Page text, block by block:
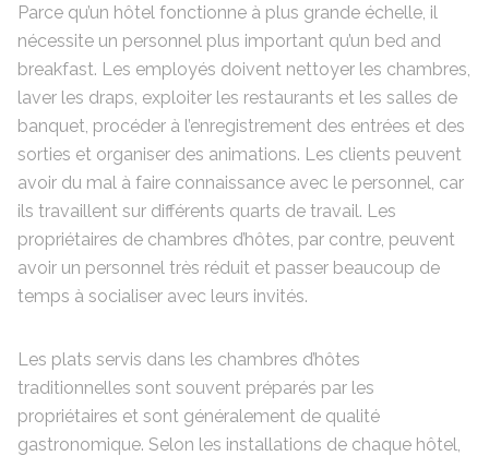
Parce qu’un hôtel fonctionne à plus grande échelle, il
nécessite un personnel plus important qu’un bed and
breakfast. Les employés doivent nettoyer les chambres,
laver les draps, exploiter les restaurants et les salles de
banquet, procéder à l’enregistrement des entrées et des
sorties et organiser des animations. Les clients peuvent
avoir du mal à faire connaissance avec le personnel, car
ils travaillent sur différents quarts de travail. Les
propriétaires de chambres d’hôtes, par contre, peuvent
avoir un personnel très réduit et passer beaucoup de
temps à socialiser avec leurs invités.
Les plats servis dans les chambres d’hôtes
traditionnelles sont souvent préparés par les
propriétaires et sont généralement de qualité
gastronomique. Selon les installations de chaque hôtel,